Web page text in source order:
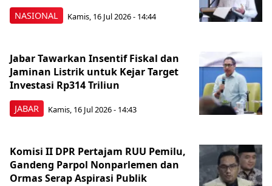
NASIONAL Kamis, 16 Jul 2026 - 14:44
JABAR
Jabar Tawarkan Insentif Fiskal dan
Jaminan Listrik untuk Kejar Target
Investasi Rp314 Triliun
Kamis, 16 Jul 2026 - 14:43
Komisi II DPR Pertajam RUU Pemilu,
Gandeng Parpol Nonparlemen dan
Ormas Serap Aspirasi Publik